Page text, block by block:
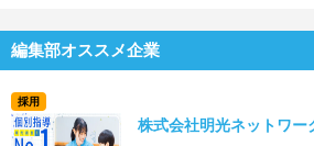
編集部オススメ企業
採用
株式会社明光ネットワー